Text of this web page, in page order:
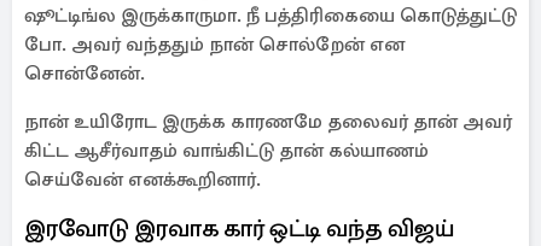
ஷூட்டிங்ல இருக்காருமா. நீ பத்திரிகையை கொடுத்துட்டு
போ. அவர் வந்ததும் நான் சொல்றேன் என
சொன்னேன்.
நான் உயிரோட இருக்க காரணமே தலைவர் தான் அவர்
கிட்ட ஆசீர்வாதம் வாங்கிட்டு தான் கல்யாணம்
செய்வேன் எனக்கூறினார்.
இரவோடு இரவாக கார் ஒட்டி வந்த விஜய்